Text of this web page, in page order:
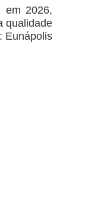
em 2026,
qualidade
Eunápolis